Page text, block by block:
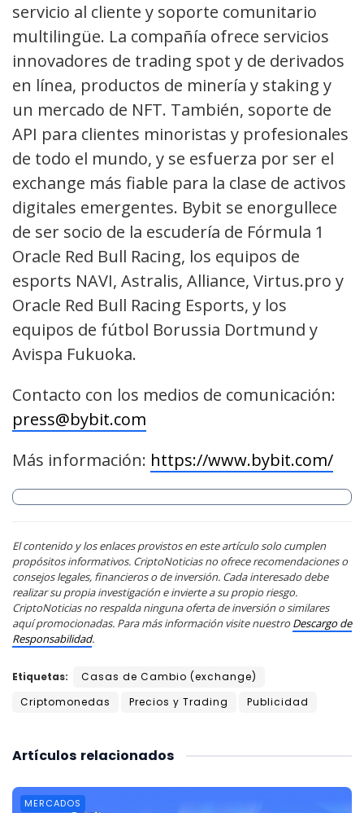
servicio al cliente y soporte comunitario
multilingüe. La compañía ofrece servicios
innovadores de trading spot y de derivados
en línea, productos de minería y staking y
un mercado de NFT. También, soporte de
API para clientes minoristas y profesionales
de todo el mundo, y se esfuerza por ser el
exchange más fiable para la clase de activos
digitales emergentes. Bybit se enorgullece
de ser socio de la escudería de Fórmula 1
Oracle Red Bull Racing, los equipos de
esports NAVI, Astralis, Alliance, Virtus.pro y
Oracle Red Bull Racing Esports, y los
equipos de fútbol Borussia Dortmund y
Avispa Fukuoka.
Contacto con los medios de comunicación:
press@bybit.com
Más información: https://www.bybit.com/
El contenido y los enlaces provistos en este artículo solo cumplen
propósitos informativos. CriptoNoticias no ofrece recomendaciones o
consejos legales, financieros o de inversión. Cada interesado debe
realizar su propia investigación e invierte a su propio riesgo.
CriptoNoticias no respalda ninguna oferta de inversión o similares
aquí promocionadas. Para más información visite nuestro Descargo de
Responsabilidad.
Etiquetas:
Casas de Cambio (exchange)
Criptomonedas
Precios y Trading Publicidad
relacionados
Artículos
MERCADOS